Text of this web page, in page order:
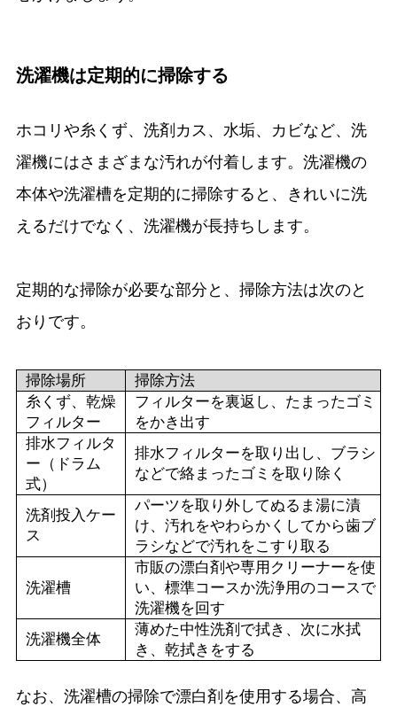
洗濯機は定期的に掃除する
ホコリや糸くず、洗剤カス、水垢、カビなど、洗
濯機にはさまざまな汚れが付着します。洗濯機の
本体や洗濯槽を定期的に掃除すると、きれいに洗
えるだけでなく、洗濯機が長持ちします。
定期的な掃除が必要な部分と、掃除方法は次のと
おりです。
掃除場所
掃除方法
糸くず、乾燥
フィルター
フィルターを裏返し、たまったゴミ
をかき出す
排水フィルタ
ー（ドラム
式）
排水フィルターを取り出し、ブラシ
などで絡まったゴミを取り除く
洗剤投入ケー
ス
パーツを取り外してぬるま湯に漬
け、汚れをやわらかくしてから歯ブ
ラシなどで汚れをこすり取る
洗濯槽
市販の漂白剤や専用クリーナーを使
い、標準コースか洗浄用のコースで
洗濯機を回す
洗濯機全体
薄めた中性洗剤で拭き、次に水拭
き、乾拭きをする
なお、洗濯槽の掃除で漂白剤を使用する場合、高